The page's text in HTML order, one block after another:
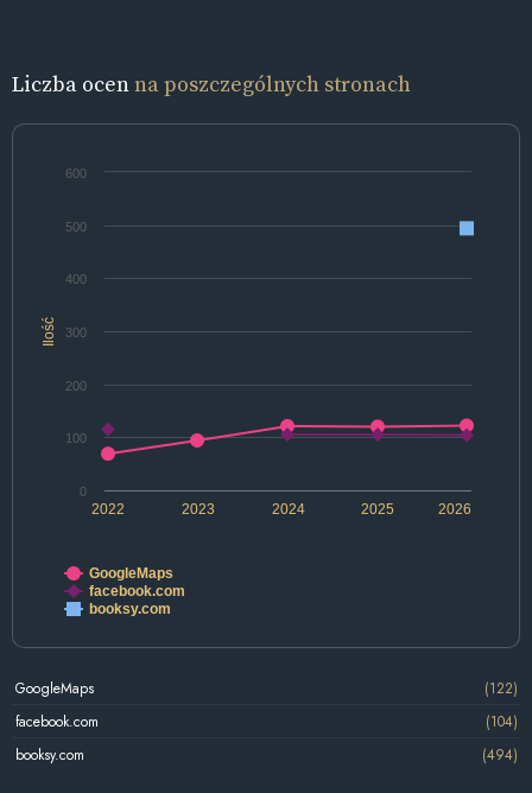
Liczba ocenna poszczególnych stronach
Ilość
2022 2024 2026
2023 2025
0
100
200
300
400
500
600
GoogleMaps
facebook.com
booksy.com
GoogleMaps
(122)
facebook.com
(104)
booksy.com
(494)